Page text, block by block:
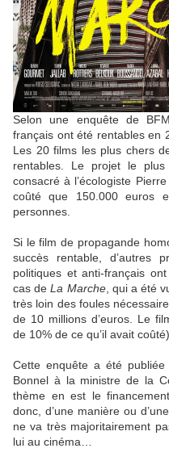
Selon une enquête de
français ont été rentables en
Les 20 films les plus chers
rentables. Le projet le
consacré à l’écologiste Pierre
coûté que 150.000 euros
personnes.
Si le film de propagande
succès rentable, d’autres
politiques et anti-français
cas deLa Marche, qui a été
très loin des foules
de 10 millions d’euros. Le
de 10% de ce qu’il avait coûté).
Cette enquête a été
Bonnel à la ministre de la
thème en est le
donc, d’une manière ou
ne va très majoritairement
lui au cinéma…